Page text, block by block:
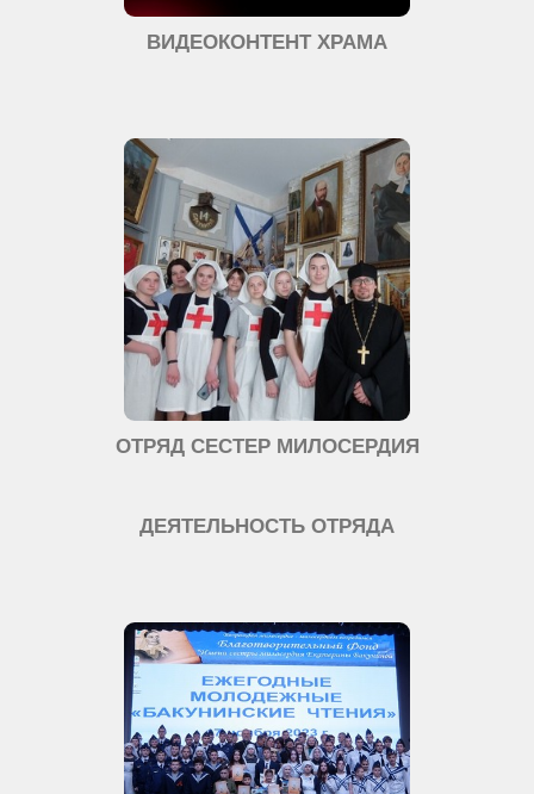
ВИДЕОКОНТЕНТ ХРАМА
ОТРЯД СЕСТЕР МИЛОСЕРДИЯ
ДЕЯТЕЛЬНОСТЬ ОТРЯДА